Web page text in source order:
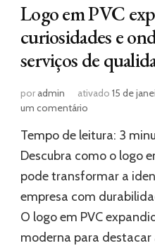
Logo em PVC
curiosidades e
serviços de
poradmin ativado 15 de
um comentárioem
em
PVC
expandido:
curiosidades
e
onde
encontrar
serviços
Tempo de leitura: 3
Descubra como o logo
pode transformar a
empresa com
O logo em PVC
moderna para